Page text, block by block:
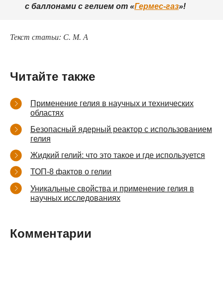
с баллонами с гелием от «Гермес-газ»!
Текст статьи: С. М. А
Читайте также
Применение гелия в научных и технических
областях
Безопасный ядерный реактор с использованием
гелия
Жидкий гелий: что это такое и где используется
ТОП-8 фактов о гелии
Уникальные свойства и применение гелия в
научных исследованиях
Комментарии